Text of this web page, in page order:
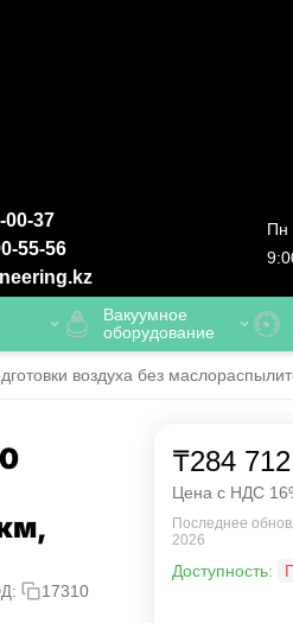
00-37
55-56
Пн
Вакуумное
оборудование
воздуха без
17310
₸284 712
Цена с НДС
Последнее
2026
Доступность: